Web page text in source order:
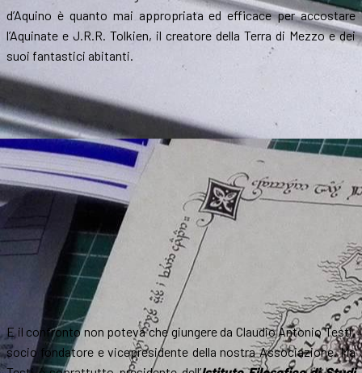
d’Aquino è quanto mai appropriata ed efficace per accostare
l’Aquinate e J.R.R. Tolkien, il creatore della Terra di Mezzo e dei
suoi fantastici abitanti.
E il confronto non poteva che giungere da Claudio Antonio Testi,
socio fondatore e vicepresidente della nostra Associazione. Ma